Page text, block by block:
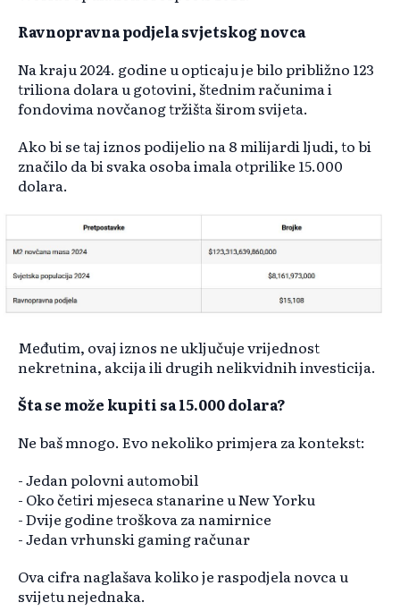
Ravnopravna podjela svjetskog novca
Na kraju 2024. godine u opticaju je bilo približno 123
triliona dolara u gotovini, štednim računima i
fondovima novčanog tržišta širom svijeta.
Ako bi se taj iznos podijelio na 8 milijardi ljudi, to bi
značilo da bi svaka osoba imala otprilike 15.000
dolara.
Međutim, ovaj iznos ne uključuje vrijednost
nekretnina, akcija ili drugih nelikvidnih investicija.
Šta se može kupiti sa 15.000 dolara?
Ne baš mnogo. Evo nekoliko primjera za kontekst:
- Jedan polovni automobil
- Oko četiri mjeseca stanarine u New Yorku
- Dvije godine troškova za namirnice
- Jedan vrhunski gaming računar
Ova cifra naglašava koliko je raspodjela novca u
svijetu nejednaka.